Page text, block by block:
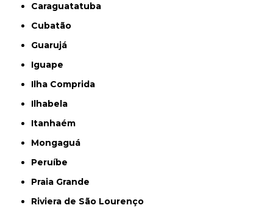
Caraguatatuba
Cubatão
Guarujá
Iguape
Ilha Comprida
Ilhabela
Itanhaém
Mongaguá
Peruíbe
Praia Grande
Riviera de São Lourenço